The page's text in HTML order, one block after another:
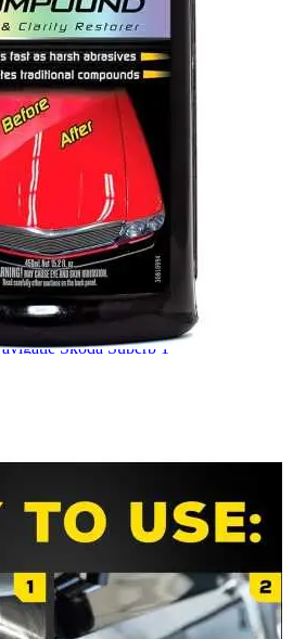
Mercedes W204
Mercedes W211
Mercedes Sprinter
Passat B5
Passat B5 5
Passat B6
Passat B7
Passat B8
Passat CC
Skoda Fabia 1
Skoda Fabia 2
Skoda Octavia 1
Skoda Octavia 2
Skoda Octavia 3
Skoda Rapid
Skoda Superb 1
litri
Dacia Duster 3
Duster 2
Dacia Jogger